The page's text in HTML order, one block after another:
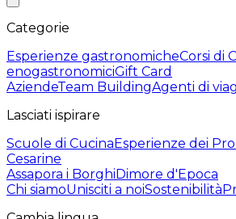
Categorie
Esperienze gastronomicheCorsi di
enogastronomiciGift Card
AziendeTeam BuildingAgenti di
Lasciati ispirare
Scuole di CucinaEsperienze dei
Cesarine
Assapora i BorghiDimore d'Epoca
Chi siamoUnisciti a noiSostenibilità